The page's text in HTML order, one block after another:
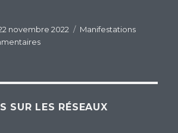
novembre 2022 Catégories
Manifestations
sur
SUR LES RÉSEAUX